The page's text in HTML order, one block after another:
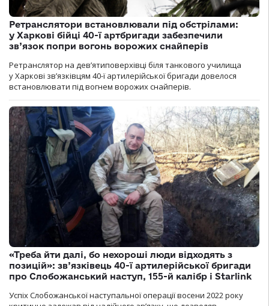
Ретранслятори встановлювали під обстрілами:
у Харкові бійці 40-ї артбригади забезпечили
зв’язок попри вогонь ворожих снайперів
Ретранслятор на дев’ятиповерхівці біля танкового училища
у Харкові зв’язківцям 40-ї артилерійської бригади довелося
встановлювати під вогнем ворожих снайперів.
«Треба йти далі, бо нехороші люди відходять з
позицій»: зв’язківець 40-ї артилерійської бригади
про Слобожанський наступ, 155-й калібр і Starlink
Успіх Слобожанської наступальної операції восени 2022 року